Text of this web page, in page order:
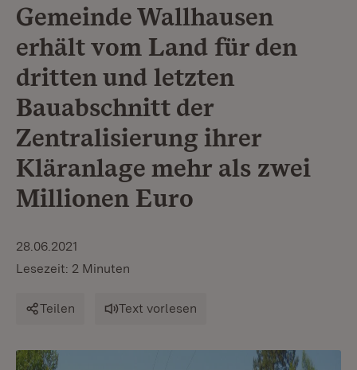
Gemeinde Wallhausen
erhält vom Land für den
dritten und letzten
Bauabschnitt der
Zentralisierung ihrer
Kläranlage mehr als zwei
Millionen Euro
28.06.2021
Lesezeit: 2 Minuten
Teilen Text vorlesen